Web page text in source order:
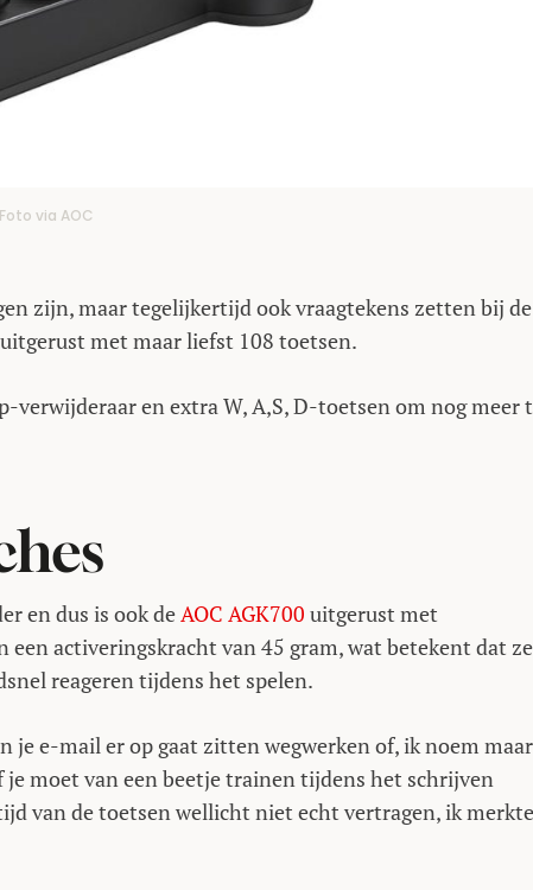
Foto via AOC
zijn, maar tegelijkertijd ook vraagtekens zetten bij de
met maar liefst 108 toetsen.
verwijderaar en extra W, A,S, D-toetsen om nog meer
en dus is ook deAOC AGK700 uitgerust met
activeringskracht van 45 gram, wat betekent dat ze
reageren tijdens het spelen.
e-mail er op gaat zitten wegwerken of, ik noem maar
moet van een beetje trainen tijdens het schrijven
van de toetsen wellicht niet echt vertragen, ik merkte